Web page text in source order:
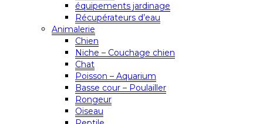
équipements jardinage
Récupérateurs d’eau
Animalerie
Chien
Niche – Couchage chien
Chat
Poisson – Aquarium
Basse cour – Poulailler
Rongeur
Oiseau